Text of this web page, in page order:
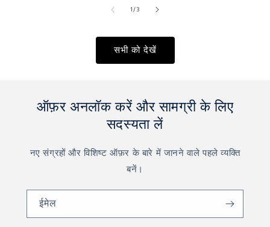
1/का3
सभी को देखें
ऑफ़र अनलॉक करें और सामग्री के लिए
सदस्यता लें
नए संग्रहों और विशिष्ट ऑफ़र के बारे में जानने वाले पहले व्यक्ति
बनें।
ईमेल